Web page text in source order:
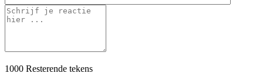
1000 Resterende tekens